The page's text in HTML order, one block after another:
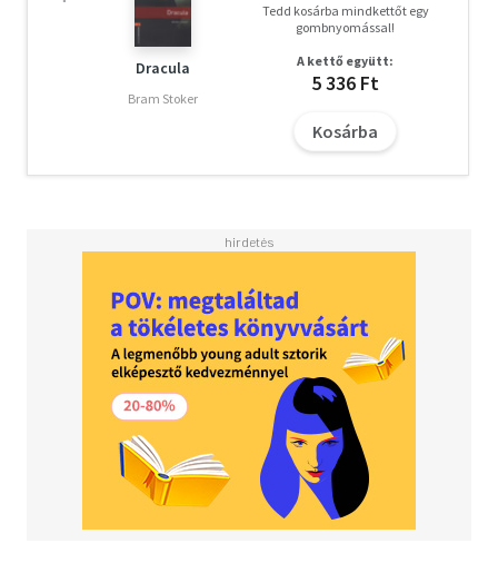
Dracula
Bram Stoker
Tedd kosárba mindkettőt egy
gombnyomással!
A kettő együtt:
5 336 Ft
Kosárba